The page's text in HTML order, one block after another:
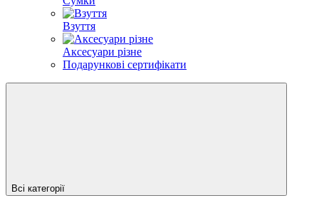
Взуття
Аксесуари різне
Подарункові сертифікати
Всі категорії